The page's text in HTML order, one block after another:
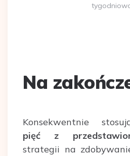
Na
Konsekwentnie
pięć z
strategii na